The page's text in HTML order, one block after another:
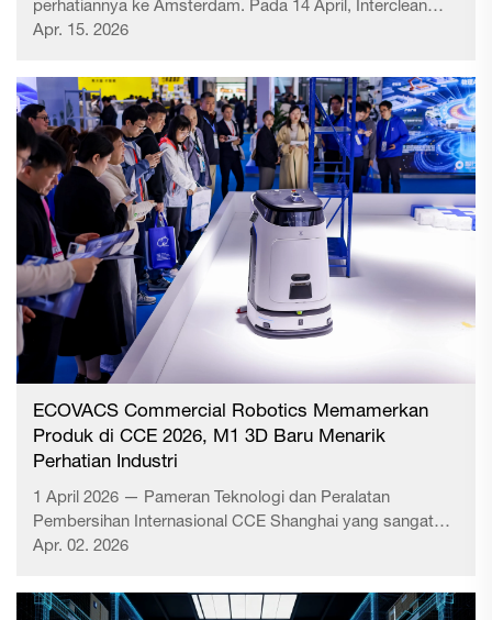
perhatiannya ke Amsterdam. Pada 14 April, Interclean
Amsterdam 2026 dibuka di RAI Amsterdam Convention
berpengaruh di dunia untuk bidang pembersihan
profesional dan higiene, acara tahun ini menghadirkan
lebih dari 900 peserta pameran serta lebih dari 30.000
pengunjung profesional, mencatat rekor baru dalam skala
dan partisipasi. Di segmen robot pembersih komersial
yang tumbuh pesat, merek-merek besar memamerkan
teknologi terbaru mereka dalam lanskap persaingan yang
semakin ketat.
Apr. 15. 2026
ECOVACS Commercial Robotics Memamerkan
Produk di CCE 2026, M1 3D Baru Menarik
Perhatian Industri
1 April 2026 — Pameran Teknologi dan Peralatan
Pembersihan Internasional CCE Shanghai yang sangat
dinantikan secara resmi dibuka di Pusat Pameran
profesional pembersihan paling berpengaruh di ...
Apr. 02. 2026